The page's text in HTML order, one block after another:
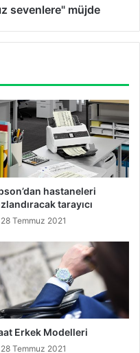
sevenlere" müjde
hastaneleri
tarayıcı
28 Temmuz 2021
Erkek Modelleri
28 Temmuz 2021